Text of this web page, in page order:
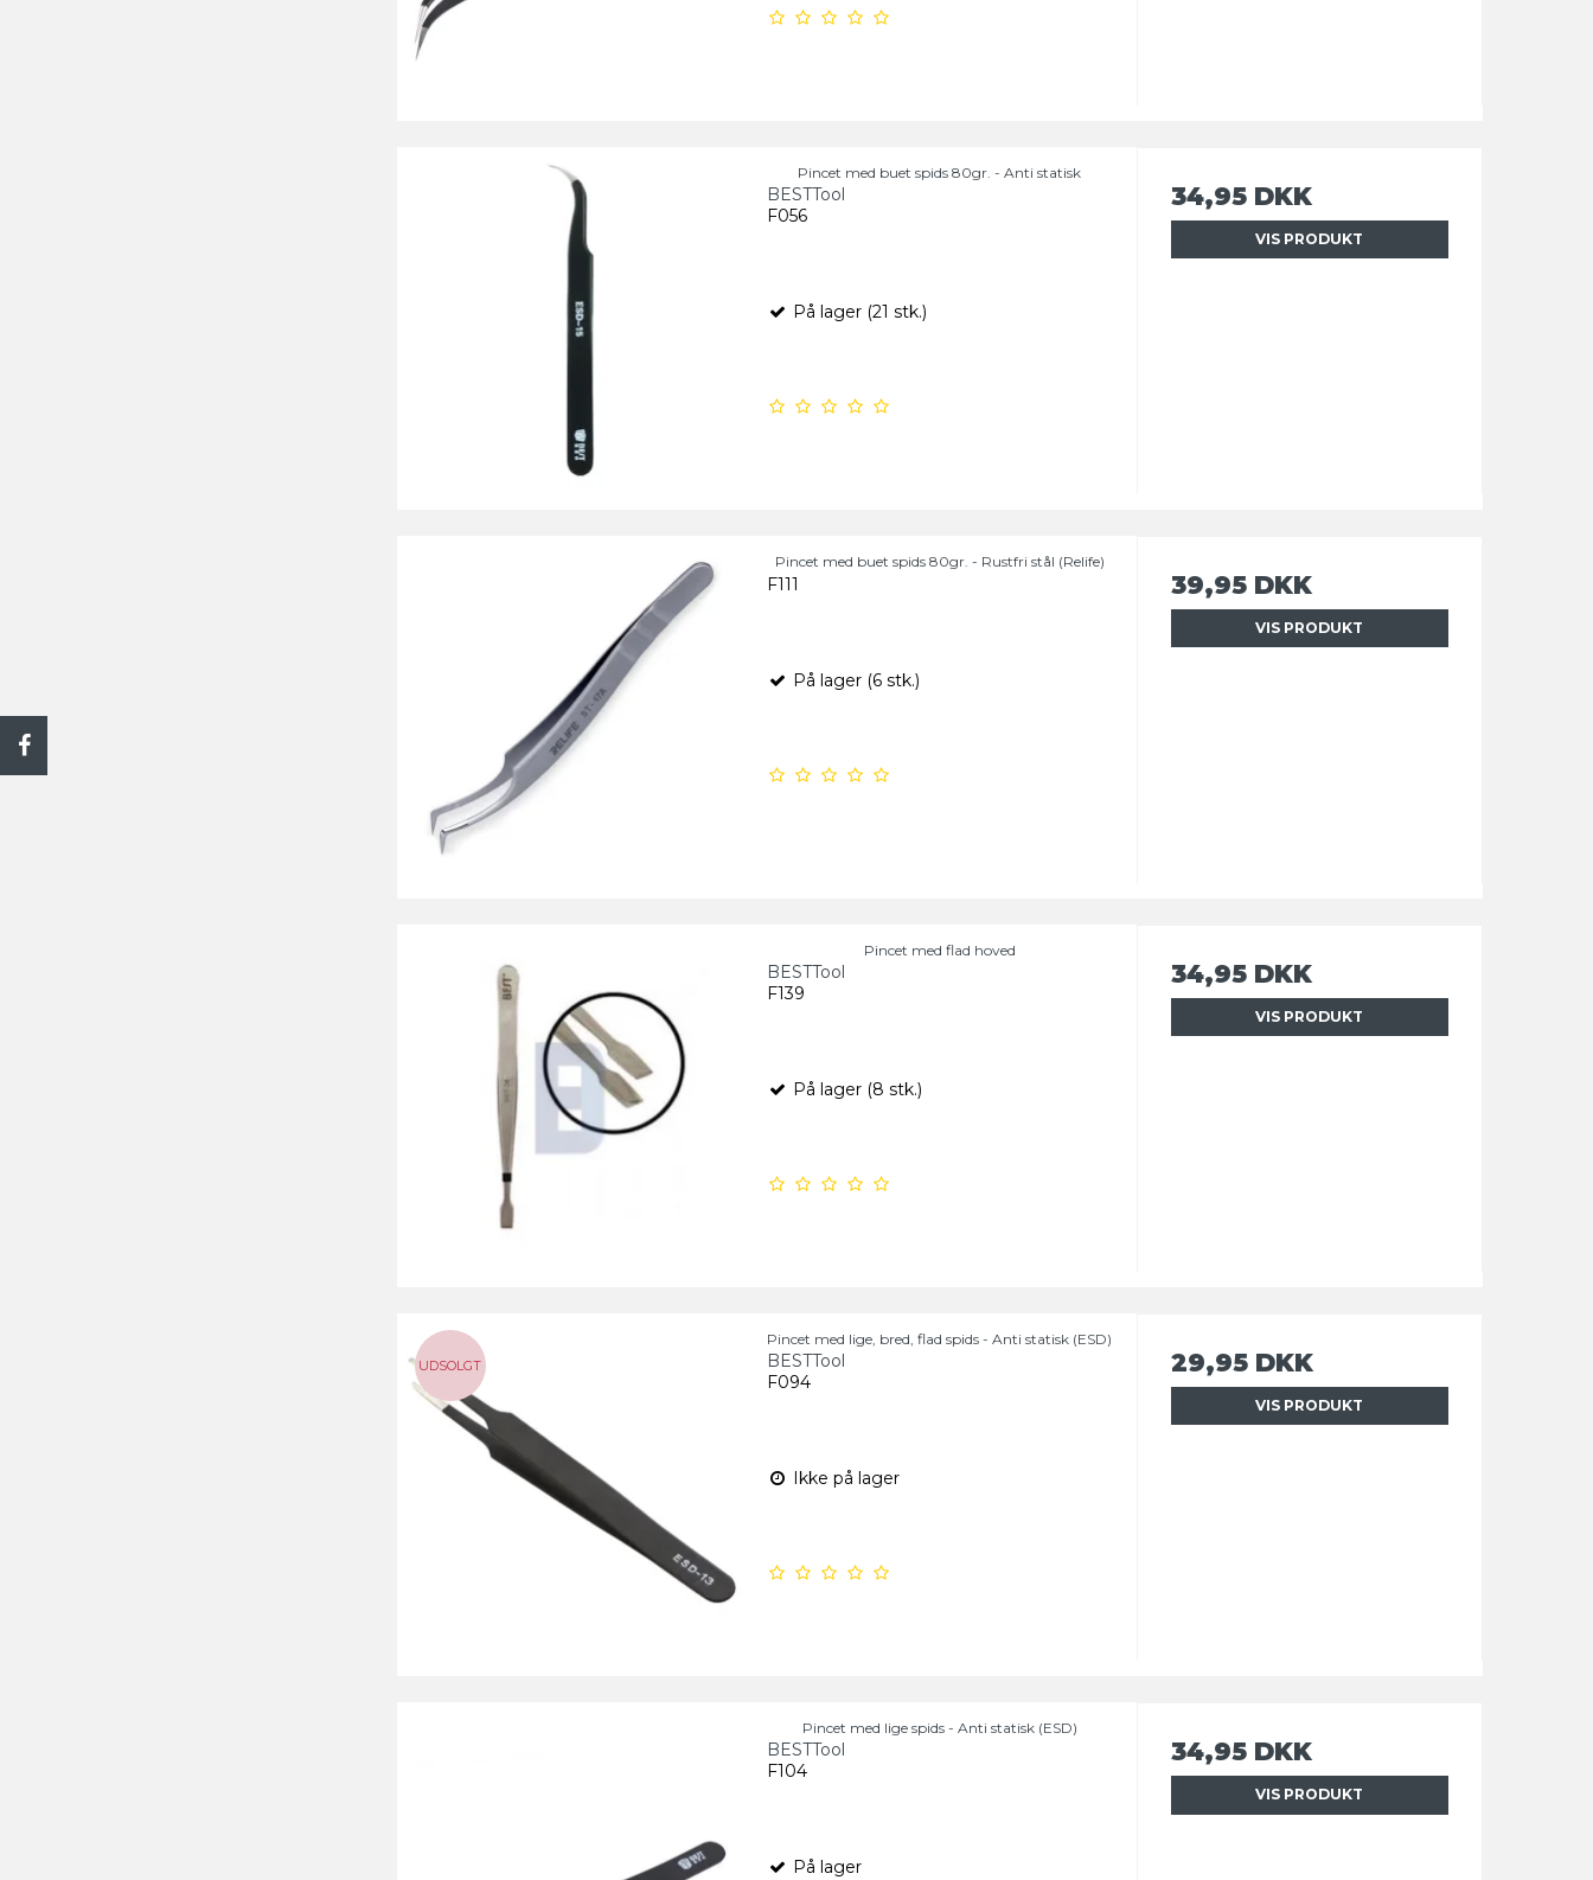
Pincet med buet spids 80gr. - Anti statisk
BESTTool
F056
På lager (21 stk.)
34,95 DKK
VIS PRODUKT
Pincet med buet spids 80gr. - Rustfri stål (Relife)
F111
På lager (6 stk.)
39,95 DKK
VIS PRODUKT
Pincet med flad hoved
BESTTool
F139
På lager (8 stk.)
34,95 DKK
VIS PRODUKT
UDSOLGT
Pincet med lige, bred, flad spids - Anti statisk (ESD)
BESTTool
F094
Ikke på lager
29,95 DKK
VIS PRODUKT
Pincet med lige spids - Anti statisk (ESD)
BESTTool
F104
På lager
34,95 DKK
VIS PRODUKT